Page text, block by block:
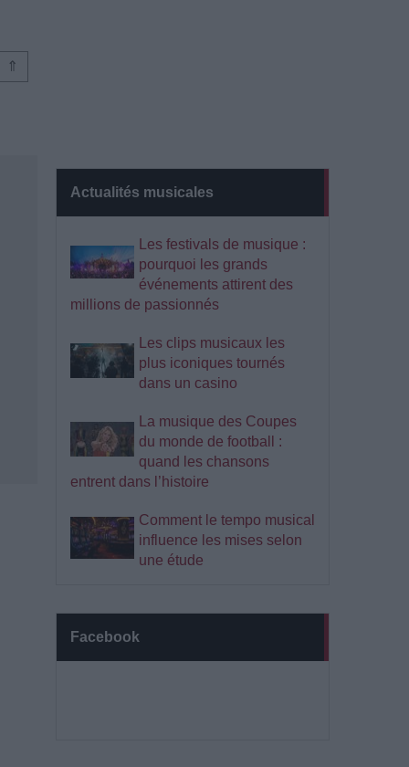
Actualités musicales
Les festivals de musique :
pourquoi les grands
événements attirent des
millions de passionnés
Les clips musicaux les
plus iconiques tournés
dans un casino
La musique des Coupes
du monde de football :
quand les chansons
entrent dans l’histoire
Comment le tempo musical
influence les mises selon
une étude
Facebook
⇑